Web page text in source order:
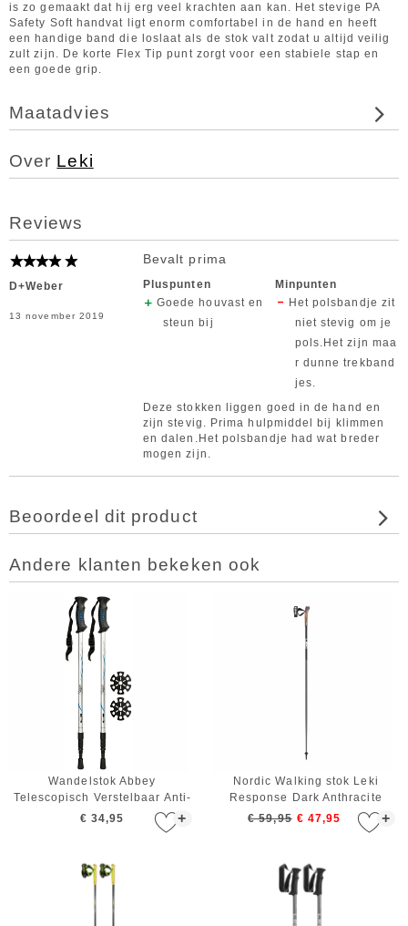
is zo gemaakt dat hij erg veel krachten aan kan. Het stevige PA
Safety Soft handvat ligt enorm comfortabel in de hand en heeft
een handige band die loslaat als de stok valt zodat u altijd veilig
zult zijn. De korte Flex Tip punt zorgt voor een stabiele stap en
een goede grip.
Maatadvies
Over Leki
Reviews
D+Weber
13 november 2019
Bevalt prima
Pluspunten
Goede houvast en
steun bij
Minpunten
Het polsbandje zit
niet stevig om je
pols.Het zijn maa
r dunne trekband
jes.
Deze stokken liggen goed in de hand en
zijn stevig. Prima hulpmiddel bij klimmen
en dalen.Het polsbandje had wat breder
mogen zijn.
Beoordeel dit product
Andere klanten bekeken ook
+
Wandelstok Abbey
Telescopisch Verstelbaar Anti-
shock Zilver Blauw Zwart
€ 34,95 +
Nordic Walking stok Leki
Response Dark Anthracite
Black White 120 cm
€ 59,95 € 47,95